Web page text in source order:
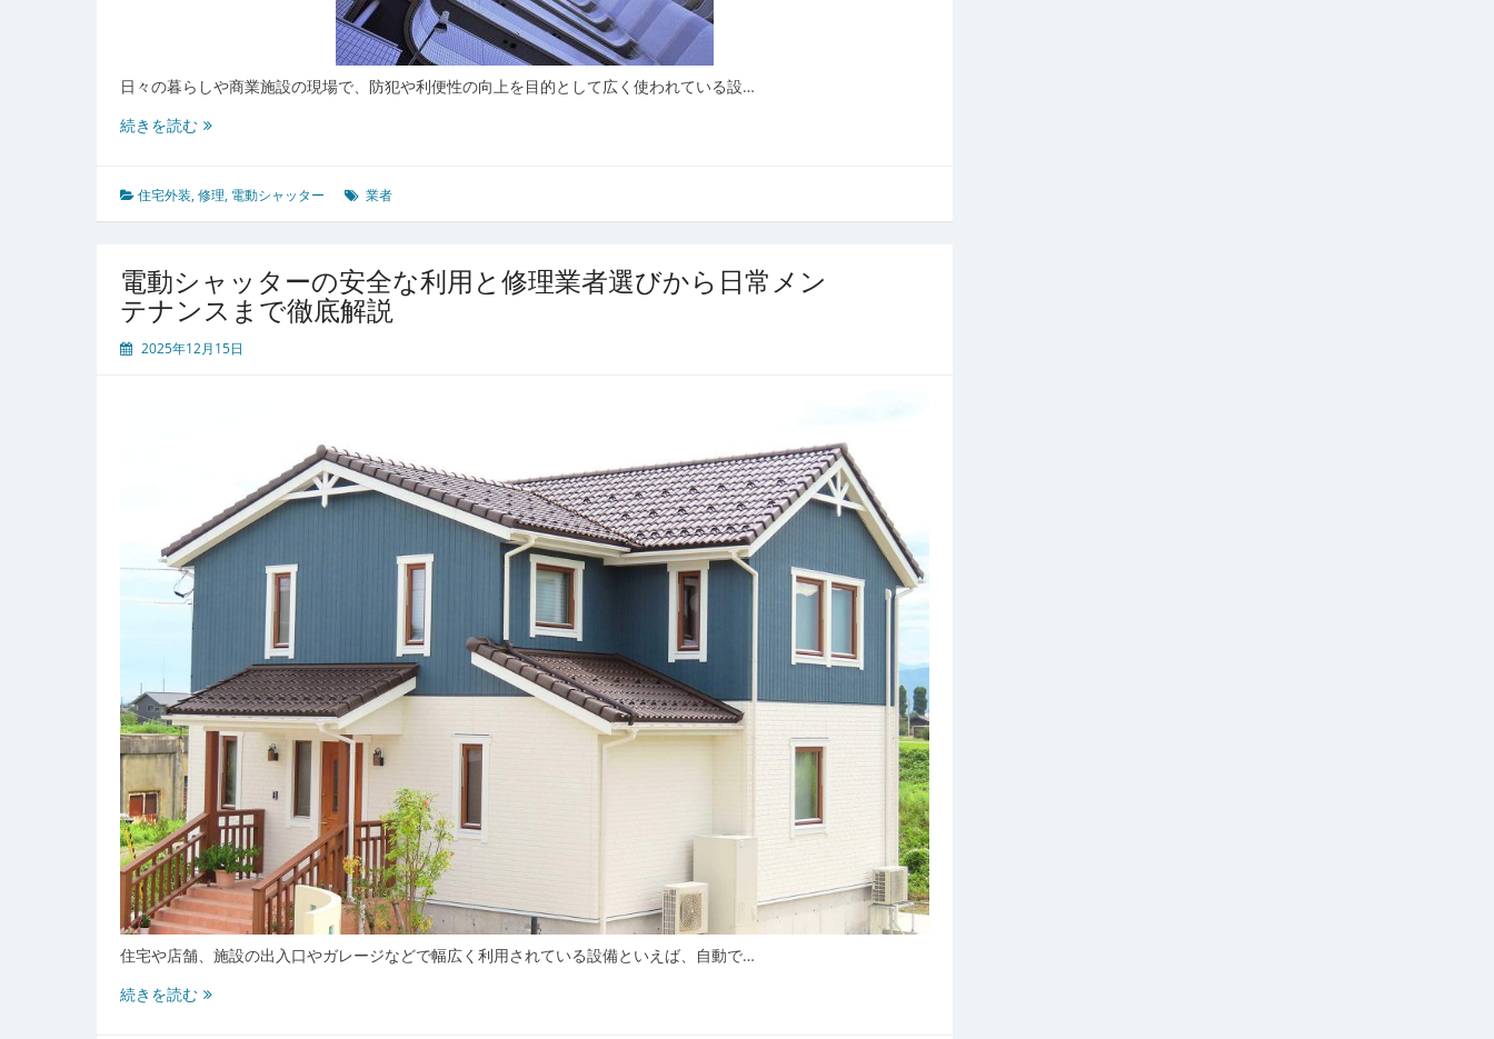
ナ
ス
者
活
法
日々の暮らしや商業施設の現場で、防犯や利便性の向上を目的として広く使われている設…
続きを読む電
ャ
ッ
が
守
安
を
長
持
た
め
の
訣
住宅外装,修理, 電動シャッター 業者
電動シャッターの安全な利用と修理業者選びから日常メン
テナンスまで徹底解説
2025年12月15日
住宅や店舗、施設の出入口やガレージなどで幅広く利用されている設備といえば、自動で…
続きを読む電